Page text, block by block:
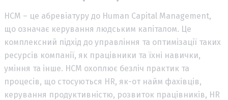
HCM – це абревіатуру до Human Capital Management,
що означає керування людським капіталом. Це
комплексний підхід до управління та оптимізації таких
ресурсів компанії, як працівники та їхні навички,
уміння та інше. HCM охоплює безліч практик та
процесів, що стосуються HR, як-от найм фахівців,
керування продуктивністю, розвиток працівників, HR